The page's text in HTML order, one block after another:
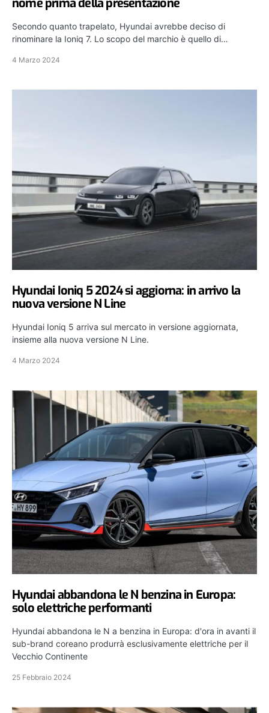
Secondo quanto trapelato, Hyundai avrebbe deciso di
rinominare la Ioniq 7. Lo scopo del marchio è quello di…
4 Marzo 2024
Hyundai Ioniq 5 2024 si aggiorna: in arrivo la
nuova versione N Line
Hyundai Ioniq 5 arriva sul mercato in versione aggiornata,
insieme alla nuova versione N Line.
4 Marzo 2024
Hyundai abbandona le N benzina in Europa:
solo elettriche performanti
Hyundai abbandona le N a benzina in Europa: d'ora in avanti il
sub-brand coreano produrrà esclusivamente elettriche per il
Vecchio Continente
25 Febbraio 2024